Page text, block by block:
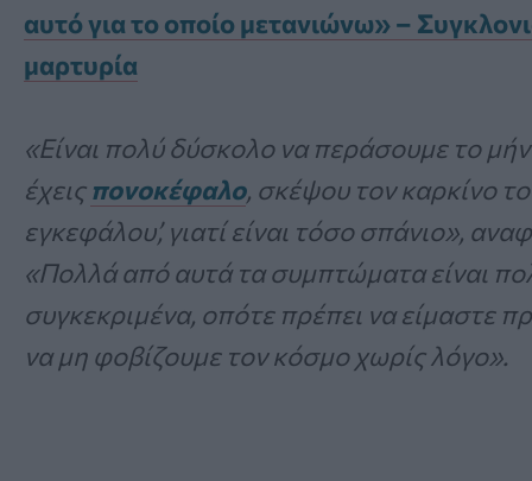
αυτό για το οποίο μετανιώνω» –
μαρτυρία
«Είναι πολύ δύσκολο να περάσουμε το
έχεις πονοκέφαλο, σκέψου τον καρκίνο
εγκεφάλου’, γιατί είναι τόσο σπάνιο»,
«Πολλά από αυτά τα συμπτώματα είναι
συγκεκριμένα, οπότε πρέπει να είμαστε
να μη φοβίζουμε τον κόσμο χωρίς λόγο».